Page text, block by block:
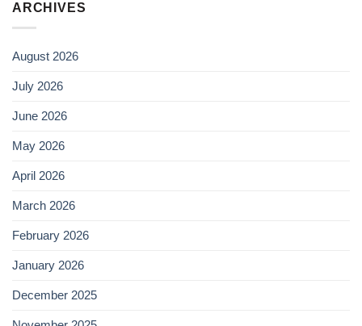
ARCHIVES
August 2026
July 2026
June 2026
May 2026
April 2026
March 2026
February 2026
January 2026
December 2025